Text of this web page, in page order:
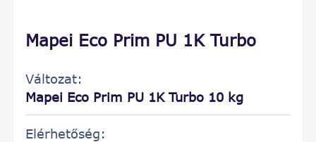
Mapei Eco Prim PU 1K Turbo
Változat:
Mapei Eco Prim PU 1K Turbo 10 kg
Elérhetőség: